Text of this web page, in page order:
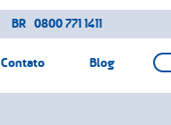
BR 0800 771 1411
Contato Blog